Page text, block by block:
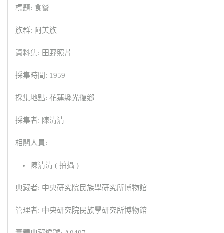
標題: 食餐
族群: 阿美族
資料集: 田野照片
採集時間: 1959
採集地點: 花蓮縣光復鄉
採集者: 陳清清
相關人員:
陳清清 ( 拍攝 )
典藏者: 中央研究院民族學研究所博物館
管理者: 中央研究院民族學研究所博物館